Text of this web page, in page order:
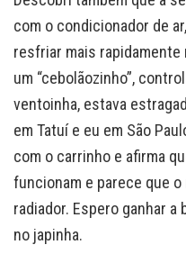
com o condicionador de
resfriar mais
um “cebolãozinho”,
ventoinha, estava
em Tatuí e eu em São
com o carrinho e afirma
funcionam e parece que
radiador. Espero ganhar a
no japinha.